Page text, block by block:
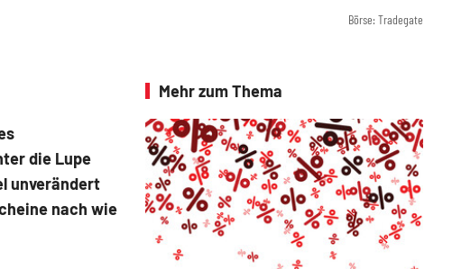
die Lupe
unverändert
nach wie
Börse: Tradegate
Mehr zum Thema